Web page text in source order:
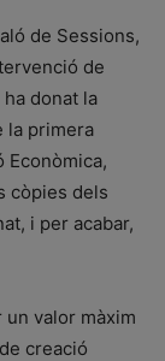
de Sessions,
de
ha donat la
la primera
Econòmica,
còpies dels
i per acabar,
un valor màxim
creació